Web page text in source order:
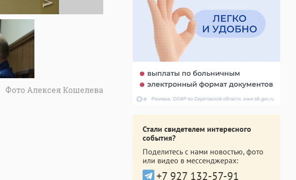
Фото Алексея Кошелева
Стали свидетелем интересного
события?
Поделитесь с нами новостью, фото
или видео в мессенджерах:
+7 927 132-57-91